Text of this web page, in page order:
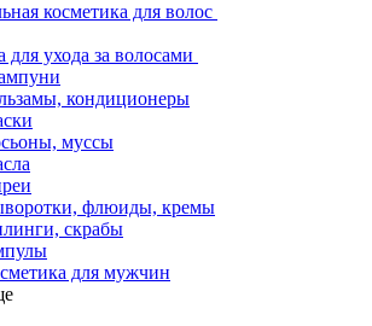
косметика для волос
для ухода за волосами
кондиционеры
муссы
флюиды, кремы
скрабы
для мужчин